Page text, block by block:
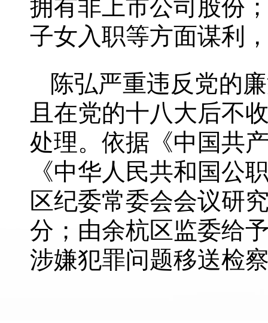
拥有非上市公司股份
子女入职等方面谋利
陈弘严重违反党的
且在党的十八大后不
处理。依据《中国共
《中华人民共和国公
区纪委常委会会议研
分；由余杭区监委给
涉嫌犯罪问题移送检